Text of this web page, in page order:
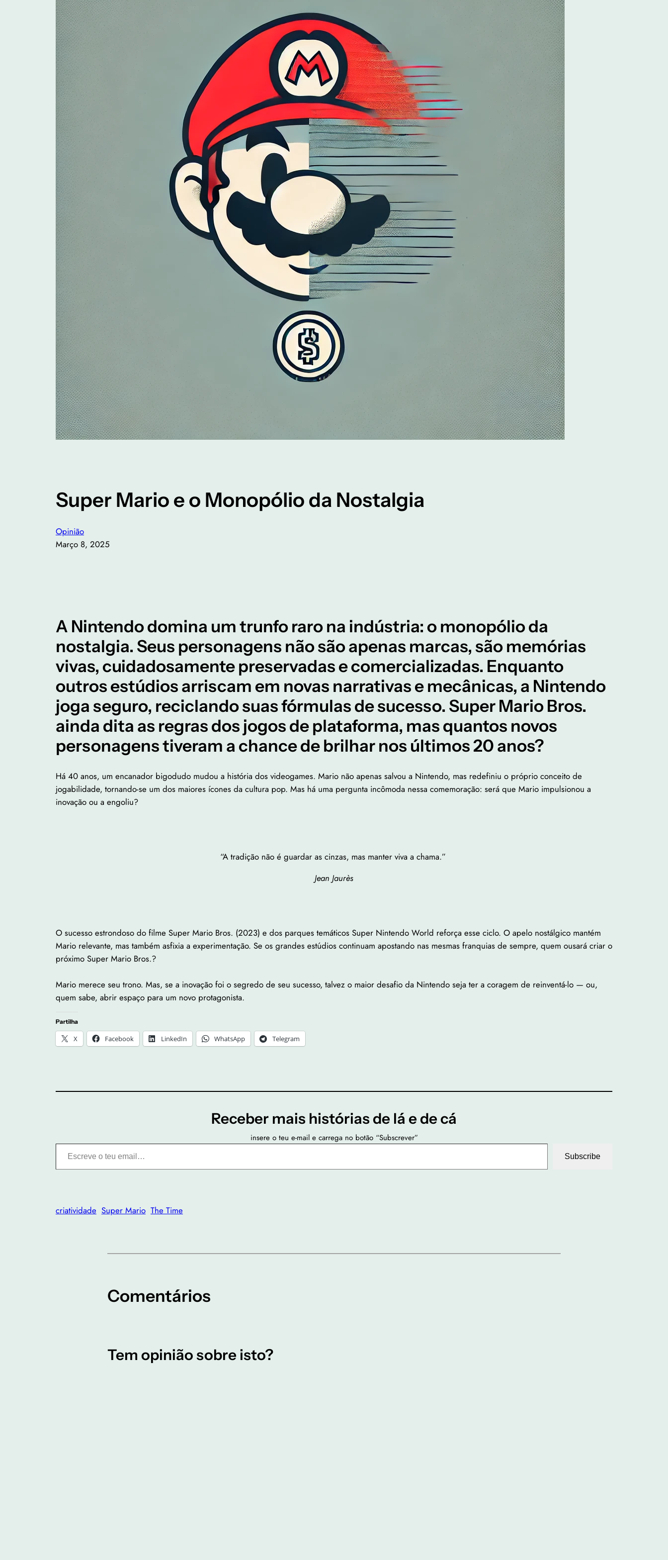
Super Mario e o Monopólio da Nostalgia
Opinião
Março 8, 2025
A Nintendo domina um trunfo raro na indústria: o monopólio da
nostalgia. Seus personagens não são apenas marcas, são memórias
vivas, cuidadosamente preservadas e comercializadas. Enquanto
outros estúdios arriscam em novas narrativas e mecânicas, a Nintendo
joga seguro, reciclando suas fórmulas de sucesso. Super Mario Bros.
ainda dita as regras dos jogos de plataforma, mas quantos novos
personagens tiveram a chance de brilhar nos últimos 20 anos?
Há 40 anos, um encanador bigodudo mudou a história dos videogames. Mario não apenas salvou a Nintendo, mas redefiniu o próprio conceito de
jogabilidade, tornando-se um dos maiores ícones da cultura pop. Mas há uma pergunta incômoda nessa comemoração: será que Mario impulsionou a
inovação ou a engoliu?
“A tradição não é guardar as cinzas, mas manter viva a chama.”
Jean Jaurès
O sucesso estrondoso do filme Super Mario Bros. (2023) e dos parques temáticos Super Nintendo World reforça esse ciclo. O apelo nostálgico mantém
Mario relevante, mas também asfixia a experimentação. Se os grandes estúdios continuam apostando nas mesmas franquias de sempre, quem ousará criar o
próximo Super Mario Bros.?
Mario merece seu trono. Mas, se a inovação foi o segredo de seu sucesso, talvez o maior desafio da Nintendo seja ter a coragem de reinventá-lo — ou,
quem sabe, abrir espaço para um novo protagonista.
Partilha
X Facebook LinkedIn WhatsApp Telegram
Receber mais histórias de lá e de cá
insere o teu e-mail e carrega no botão “Subscrever”
Escreve o teu email…
Subscribe
criatividade Super Mario The Time
Comentários
Tem opinião sobre isto?